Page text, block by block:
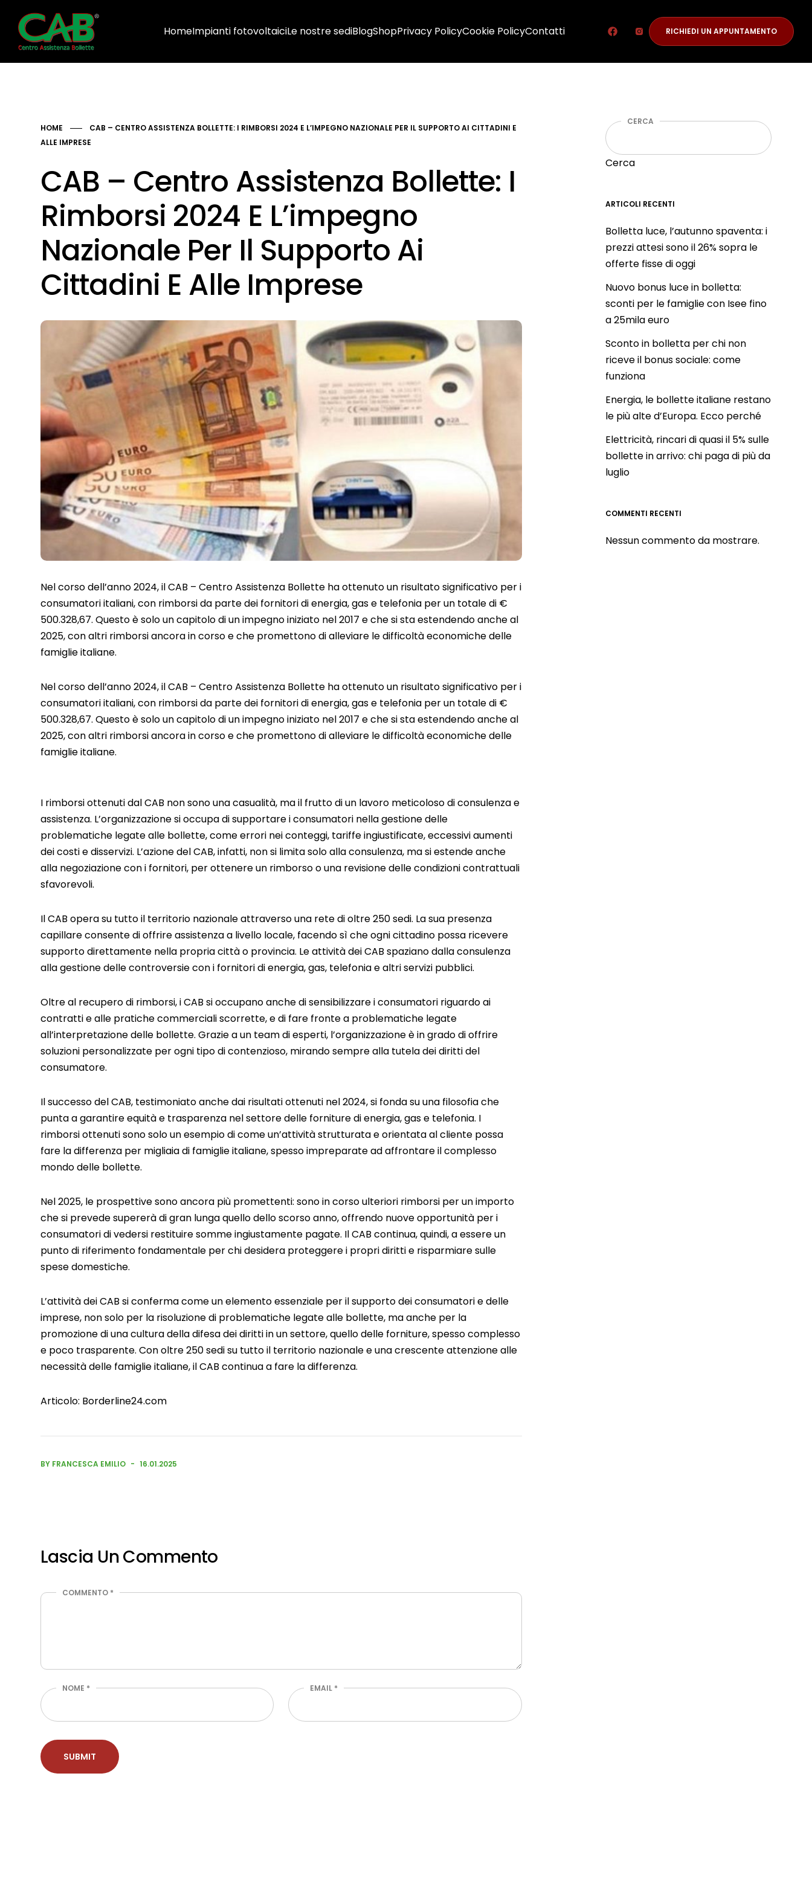
HomeImpianti fotovoltaiciLe nostre sediBlogShopPrivacy PolicyCookie PolicyContatti RICHIEDI UN APPUNTAMENTO
HOME
CAB – CENTRO ASSISTENZA BOLLETTE: I RIMBORSI 2024 E L’IMPEGNO NAZIONALE PER IL SUPPORTO AI CITTADINI E
ALLE IMPRESE
CAB – Centro Assistenza Bollette: I
Rimborsi 2024 E L’impegno
Nazionale Per Il Supporto Ai
Cittadini E Alle Imprese
Nel corso dell’anno 2024, il CAB – Centro Assistenza Bollette ha ottenuto un risultato significativo per i
consumatori italiani, con rimborsi da parte dei fornitori di energia, gas e telefonia per un totale di €
500.328,67. Questo è solo un capitolo di un impegno iniziato nel 2017 e che si sta estendendo anche al
2025, con altri rimborsi ancora in corso e che promettono di alleviare le difficoltà economiche delle
famiglie italiane.
Nel corso dell’anno 2024, il CAB – Centro Assistenza Bollette ha ottenuto un risultato significativo per i
consumatori italiani, con rimborsi da parte dei fornitori di energia, gas e telefonia per un totale di €
500.328,67. Questo è solo un capitolo di un impegno iniziato nel 2017 e che si sta estendendo anche al
2025, con altri rimborsi ancora in corso e che promettono di alleviare le difficoltà economiche delle
famiglie italiane.
I rimborsi ottenuti dal CAB non sono una casualità, ma il frutto di un lavoro meticoloso di consulenza e
assistenza. L’organizzazione si occupa di supportare i consumatori nella gestione delle
problematiche legate alle bollette, come errori nei conteggi, tariffe ingiustificate, eccessivi aumenti
dei costi e disservizi. L’azione del CAB, infatti, non si limita solo alla consulenza, ma si estende anche
alla negoziazione con i fornitori, per ottenere un rimborso o una revisione delle condizioni contrattuali
sfavorevoli.
Il CAB opera su tutto il territorio nazionale attraverso una rete di oltre 250 sedi. La sua presenza
capillare consente di offrire assistenza a livello locale, facendo sì che ogni cittadino possa ricevere
supporto direttamente nella propria città o provincia. Le attività dei CAB spaziano dalla consulenza
alla gestione delle controversie con i fornitori di energia, gas, telefonia e altri servizi pubblici.
Oltre al recupero di rimborsi, i CAB si occupano anche di sensibilizzare i consumatori riguardo ai
contratti e alle pratiche commerciali scorrette, e di fare fronte a problematiche legate
all’interpretazione delle bollette. Grazie a un team di esperti, l’organizzazione è in grado di offrire
soluzioni personalizzate per ogni tipo di contenzioso, mirando sempre alla tutela dei diritti del
consumatore.
Il successo del CAB, testimoniato anche dai risultati ottenuti nel 2024, si fonda su una filosofia che
punta a garantire equità e trasparenza nel settore delle forniture di energia, gas e telefonia. I
rimborsi ottenuti sono solo un esempio di come un’attività strutturata e orientata al cliente possa
fare la differenza per migliaia di famiglie italiane, spesso impreparate ad affrontare il complesso
mondo delle bollette.
Nel 2025, le prospettive sono ancora più promettenti: sono in corso ulteriori rimborsi per un importo
che si prevede supererà di gran lunga quello dello scorso anno, offrendo nuove opportunità per i
consumatori di vedersi restituire somme ingiustamente pagate. Il CAB continua, quindi, a essere un
punto di riferimento fondamentale per chi desidera proteggere i propri diritti e risparmiare sulle
spese domestiche.
L’attività dei CAB si conferma come un elemento essenziale per il supporto dei consumatori e delle
imprese, non solo per la risoluzione di problematiche legate alle bollette, ma anche per la
promozione di una cultura della difesa dei diritti in un settore, quello delle forniture, spesso complesso
e poco trasparente. Con oltre 250 sedi su tutto il territorio nazionale e una crescente attenzione alle
necessità delle famiglie italiane, il CAB continua a fare la differenza.
Articolo: Borderline24.com
BY FRANCESCA EMILIO 16.01.2025
Lascia Un Commento
COMMENTO *
NOME * EMAIL *
CERCA
Cerca
ARTICOLI RECENTI
Bolletta luce, l’autunno spaventa: i
prezzi attesi sono il 26% sopra le
offerte fisse di oggi
Nuovo bonus luce in bolletta:
sconti per le famiglie con Isee fino
a 25mila euro
Sconto in bolletta per chi non
riceve il bonus sociale: come
funziona
Energia, le bollette italiane restano
le più alte d’Europa. Ecco perché
Elettricità, rincari di quasi il 5% sulle
bollette in arrivo: chi paga di più da
luglio
COMMENTI RECENTI
Nessun commento da mostrare.